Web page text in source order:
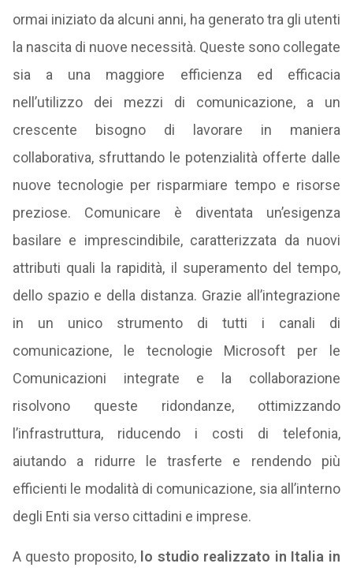
ormai iniziato da alcuni anni, ha generato tra gli utenti
la nascita di nuove necessità. Queste sono collegate
sia a una maggiore efficienza ed efficacia
nell’utilizzo dei mezzi di comunicazione, a un
crescente bisogno di lavorare in maniera
collaborativa, sfruttando le potenzialità offerte dalle
nuove tecnologie per risparmiare tempo e risorse
preziose. Comunicare è diventata un’esigenza
basilare e imprescindibile, caratterizzata da nuovi
attributi quali la rapidità, il superamento del tempo,
dello spazio e della distanza. Grazie all’integrazione
in un unico strumento di tutti i canali di
comunicazione, le tecnologie Microsoft per le
Comunicazioni integrate e la collaborazione
risolvono queste ridondanze, ottimizzando
l’infrastruttura, riducendo i costi di telefonia,
aiutando a ridurre le trasferte e rendendo più
efficienti le modalità di comunicazione, sia all’interno
degli Enti sia verso cittadini e imprese.
A questo proposito, lo studio realizzato in Italia in